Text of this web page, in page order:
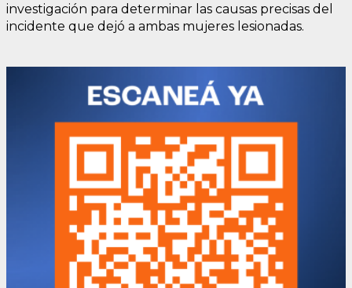
investigación para determinar las causas precisas del
incidente que dejó a ambas mujeres lesionadas.